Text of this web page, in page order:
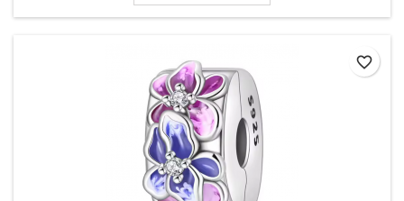
favorite_border